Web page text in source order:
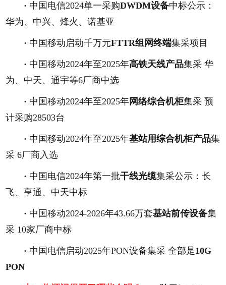
· 中国电信2024单一采购DWDM设备中标公示：
华为、中兴、烽火、诺基亚
· 中国移动启动千万元FTTR组网终端集采项目
· 中国移动2024年至2025年高铁天线产品集采 华
为、中天、通宇等6厂商中选
· 中国移动2024年至2025年网络综合机柜集采 预
计采购28503台
· 中国移动2024年至2025年基站用综合机柜产品集
采 6厂商入选
· 中国电信2024年第一批干线光缆集采公示：长
飞、亨通、中天中标
· 中国移动2024-2026年43.66万套基站前传设备集
采 10家厂商中标
· 中国电信启动2025年PON设备集采 全部是10G
PON